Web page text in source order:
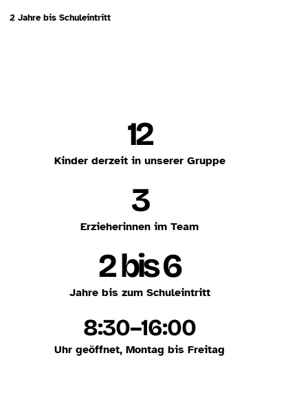
2 Jahre bis Schuleintritt
12
Kinder derzeit in unserer Gruppe
3
Erzieherinnen im Team
2 bis 6
Jahre bis zum Schuleintritt
8:30–16:00
Uhr geöffnet, Montag bis Freitag